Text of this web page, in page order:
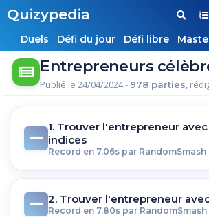
Quizypedia
Duels
Défi du jour Défi libre
Entrepreneurs
Publié le 24/04/2024 - 978 parties,
1. Trouver l'entrepreneur
indices
Record en 7.06s par RandomSmash
2. Trouver l'entrepreneur
Record en 7.80s par RandomSmash